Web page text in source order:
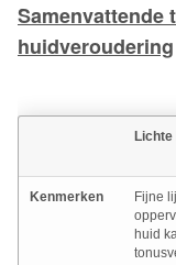
Samenvattende
huidveroudering
Kenmerken
Fijne
huid